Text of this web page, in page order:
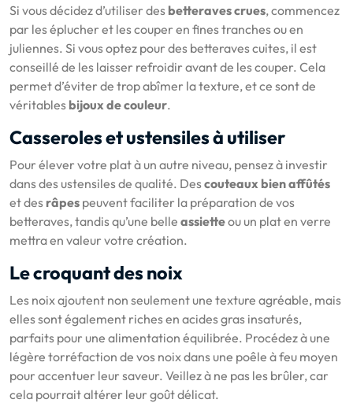
Si vous décidez d’utiliser des betteraves crues, commencez
par les éplucher et les couper en fines tranches ou en
juliennes. Si vous optez pour des betteraves cuites, il est
conseillé de les laisser refroidir avant de les couper. Cela
permet d’éviter de trop abîmer la texture, et ce sont de
véritables bijoux de couleur.
Casseroles et ustensiles à utiliser
Pour élever votre plat à un autre niveau, pensez à investir
dans des ustensiles de qualité. Descouteaux bien affûtés
et des râpes peuvent faciliter la préparation de vos
betteraves, tandis qu’une belle assietteou un plat en verre
mettra en valeur votre création.
Le croquant des noix
Les noix ajoutent non seulement une texture agréable, mais
elles sont également riches en acides gras insaturés,
parfaits pour une alimentation équilibrée. Procédez à une
légère torréfaction de vos noix dans une poêle à feu moyen
pour accentuer leur saveur. Veillez à ne pas les brûler, car
cela pourrait altérer leur goût délicat.